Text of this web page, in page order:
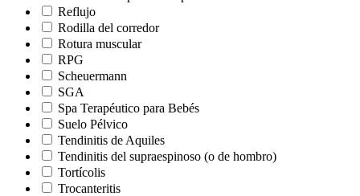
Reflujo
Rodilla del corredor
Rotura muscular
RPG
Scheuermann
SGA
Spa Terapéutico para Bebés
Suelo Pélvico
Tendinitis de Aquiles
Tendinitis del supraespinoso (o de hombro)
Tortícolis
Trocanteritis